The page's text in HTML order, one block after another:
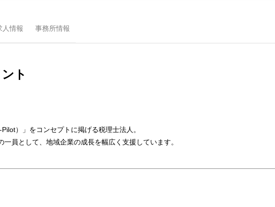
人情報 事務所情報
ト
Pilot）」をコンセプトに掲げる税理士法人。
一員として、地域企業の成長を幅広く支援しています。